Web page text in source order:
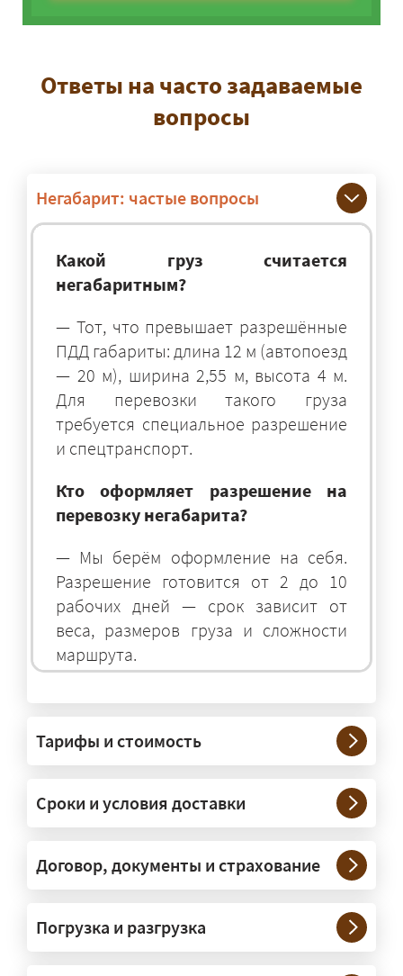
Ответы на часто задаваемые
вопросы
Негабарит: частые вопросы
Какой груз считается
негабаритным?
— Тот, что превышает разрешённые
ПДД габариты: длина 12 м (автопоезд
— 20 м), ширина 2,55 м, высота 4 м.
Для перевозки такого груза
требуется специальное разрешение
и спецтранспорт.
Кто оформляет разрешение на
перевозку негабарита?
— Мы берём оформление на себя.
Разрешение готовится от 2 до 10
рабочих дней — срок зависит от
веса, размеров груза и сложности
маршрута.
— На тралах и низкорамниках —
платформах, рассчитанных на
крупногабаритную технику и
конструкции. Транспорт подбираем
под конкретные размеры и вес груза.
сопровождение?
Тарифы и стоимость
Сроки и условия доставки
Договор, документы и страхование
Погрузка и разгрузка